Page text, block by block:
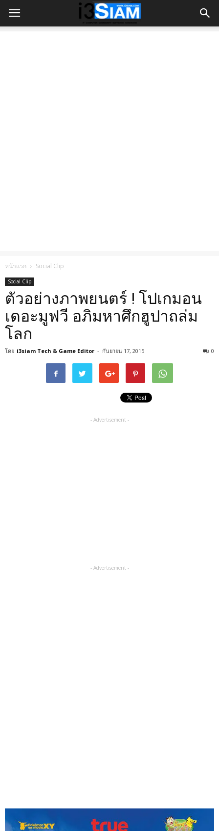
หน้าแรก Social Clip
Social Clip
ตัวอย่างภาพยนตร์ ! โปเกมอน
เดอะมูฟวี อภิมหาศึกฮูปาถล่ม
โลก
โดย i3siam Tech & Game Editor - กันยายน 17, 2015 0
- Advertisement -
- Advertisement -